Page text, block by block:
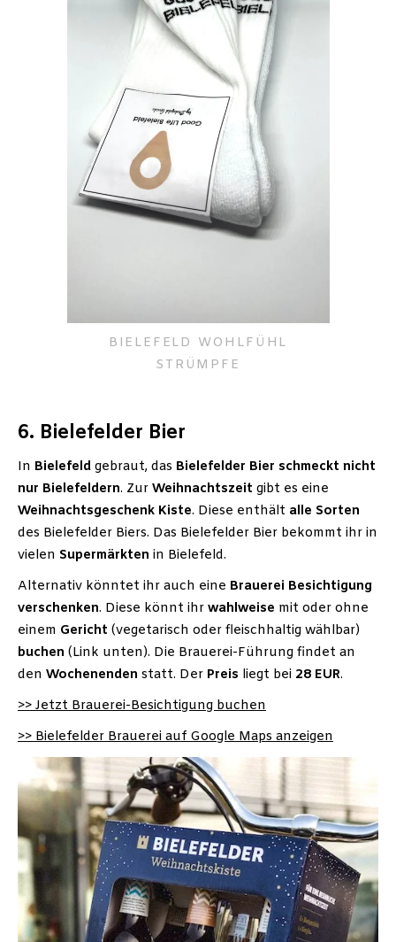
BIELEFELD WOHLFÜHL
STRÜMPFE
6. Bielefelder Bier
In Bielefeld gebraut, das Bielefelder Bier schmeckt nicht
nur Bielefeldern. Zur Weihnachtszeit gibt es eine
Weihnachtsgeschenk Kiste. Diese enthält alle Sorten
des Bielefelder Biers. Das Bielefelder Bier bekommt ihr in
vielen Supermärkten in Bielefeld.
Alternativ könntet ihr auch eine Brauerei Besichtigung
verschenken. Diese könnt ihr wahlweise mit oder ohne
einem Gericht (vegetarisch oder fleischhaltig wählbar)
buchen (Link unten). Die Brauerei-Führung findet an
den Wochenenden statt. Der Preis liegt bei 28 EUR.
>> Jetzt Brauerei-Besichtigung buchen
>> Bielefelder Brauerei auf Google Maps anzeigen